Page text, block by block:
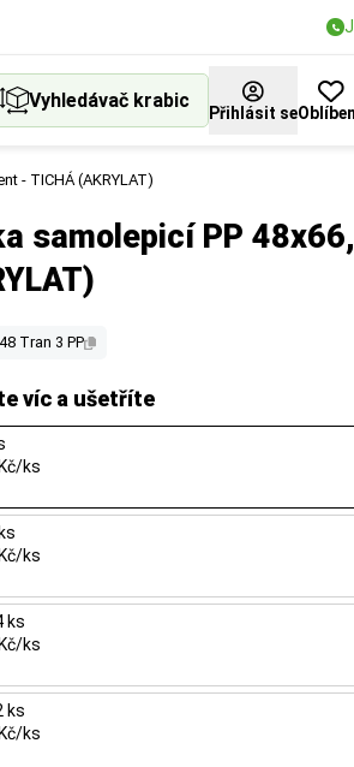
Vyhledávač krabic
Přihlásit se
- TICHÁ (AKRYLAT)
samolepicí PP
Tran 3 PP
víc a ušetříte
ks
ks
ks
ks
ks
ks